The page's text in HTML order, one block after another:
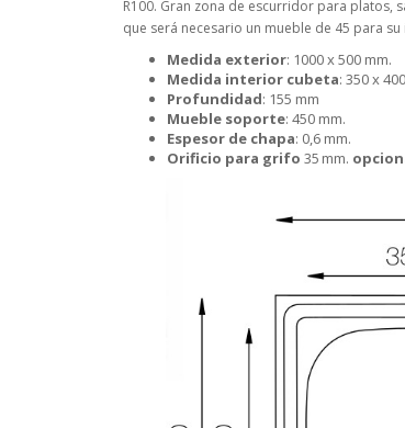
R100. Gran zona de escurridor para platos,
que será necesario un mueble de 45 para su
Medida exterior: 1000 x 500 mm.
Medida interior cubeta: 350 x
Profundidad: 155 mm
Mueble soporte: 450 mm.
Espesor de chapa: 0,6 mm.
Orificio para grifo 35 mm.